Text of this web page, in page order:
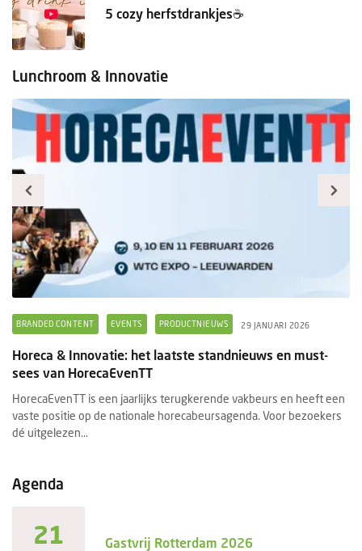
5 cozy herfstdrankjes☕️
Lunchroom & Innovatie
BRANDED CONTENT EVENTS PRODUCTNIEUWS 29 JANUARI 2026
Horeca & Innovatie: het laatste standnieuws en must-
sees van HorecaEvenTT
HorecaEvenTT is een jaarlijks terugkerende vakbeurs en heeft een
vaste positie op de nationale horecabeursagenda. Voor bezoekers
dé uitgelezen...
Agenda
21 Gastvrij Rotterdam 2026